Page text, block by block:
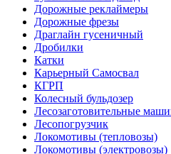
Дорожные реклаймеры
Дорожные фрезы
Драглайн гусеничный
Дробилки
Катки
Карьерный Самосвал
КГРП
Колесный бульдозер
Лесозаготовительные
Лесопогрузчик
Локомотивы (тепловозы)
Локомотивы (электровозы)